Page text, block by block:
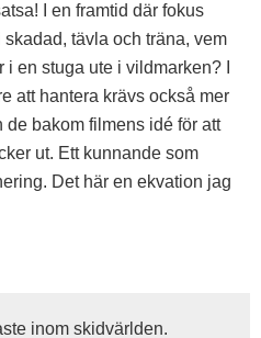
I en framtid där fokus
tävla och träna, vem
en stuga ute i vildmarken? I
att hantera krävs också mer
bakom filmens idé för att
ut. Ett kunnande som
Det här en ekvation jag
inom skidvärlden.